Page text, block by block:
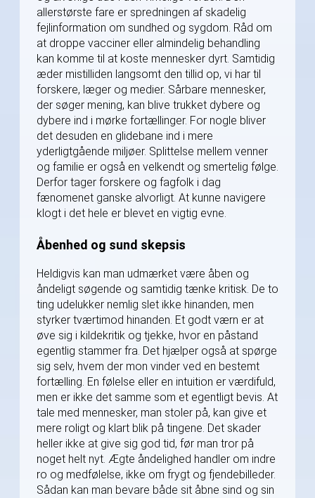
allerstørste fare er spredningen af skadelig
fejlinformation om sundhed og sygdom. Råd om
at droppe vacciner eller almindelig behandling
kan komme til at koste mennesker dyrt. Samtidig
æder mistilliden langsomt den tillid op, vi har til
forskere, læger og medier. Sårbare mennesker,
der søger mening, kan blive trukket dybere og
dybere ind i mørke fortællinger. For nogle bliver
det desuden en glidebane ind i mere
yderligtgående miljøer. Splittelse mellem venner
og familie er også en velkendt og smertelig følge.
Derfor tager forskere og fagfolk i dag
fænomenet ganske alvorligt. At kunne navigere
klogt i det hele er blevet en vigtig evne.
Åbenhed og sund skepsis
Heldigvis kan man udmærket være åben og
åndeligt søgende og samtidig tænke kritisk. De to
ting udelukker nemlig slet ikke hinanden, men
styrker tværtimod hinanden. Et godt værn er at
øve sig i kildekritik og tjekke, hvor en påstand
egentlig stammer fra. Det hjælper også at spørge
sig selv, hvem der mon vinder ved en bestemt
fortælling. En følelse eller en intuition er værdifuld,
men er ikke det samme som et egentligt bevis. At
tale med mennesker, man stoler på, kan give et
mere roligt og klart blik på tingene. Det skader
heller ikke at give sig god tid, før man tror på
noget helt nyt. Ægte åndelighed handler om indre
ro og medfølelse, ikke om frygt og fjendebilleder.
Sådan kan man bevare både sit åbne sind og sin